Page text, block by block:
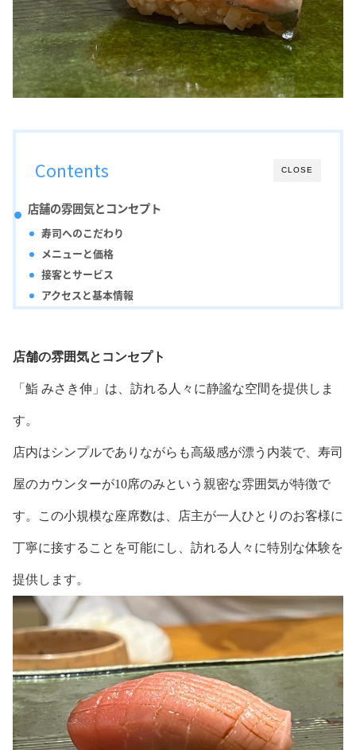
CLOSE
Contents
店舗の雰囲気とコンセプト
寿司へのこだわり
メニューと価格
接客とサービス
アクセスと基本情報
店舗の雰囲気とコンセプト
「鮨 みさき伸」は、訪れる人々に静謐な空間を提供しま
す。
店内はシンプルでありながらも高級感が漂う内装で、寿司
屋のカウンターが10席のみという親密な雰囲気が特徴で
す。この小規模な座席数は、店主が一人ひとりのお客様に
丁寧に接することを可能にし、訪れる人々に特別な体験を
提供します。